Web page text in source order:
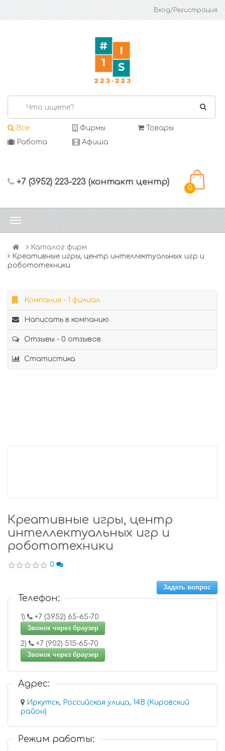
Вход/Регистрация
Все Фирмы
Товары
Работа
Афиша
+7 (3952) 223-223 (контакт центр)
0
Каталог фирм
Креативные игры, центр интеллектуальных игр и
робототехники
Компания - 1 филиал
Написать в компанию
Отзывы - 0 отзывов
Статистика
Креативные игры, центр
интеллектуальных игр и
робототехники
0
Задать вопрос
Телефон:
1)
+7 (3952) 65-65-70
Звонок через браузер
2)
+7 (902) 515-65-70
Звонок через браузер
Адрес:
Иркутск, Российская улица, 14В (Кировский
район)
Режим работы: